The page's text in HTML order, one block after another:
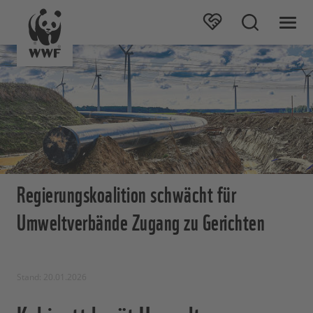
Regierungskoalition schwächt für
Umweltverbände Zugang zu Gerichten